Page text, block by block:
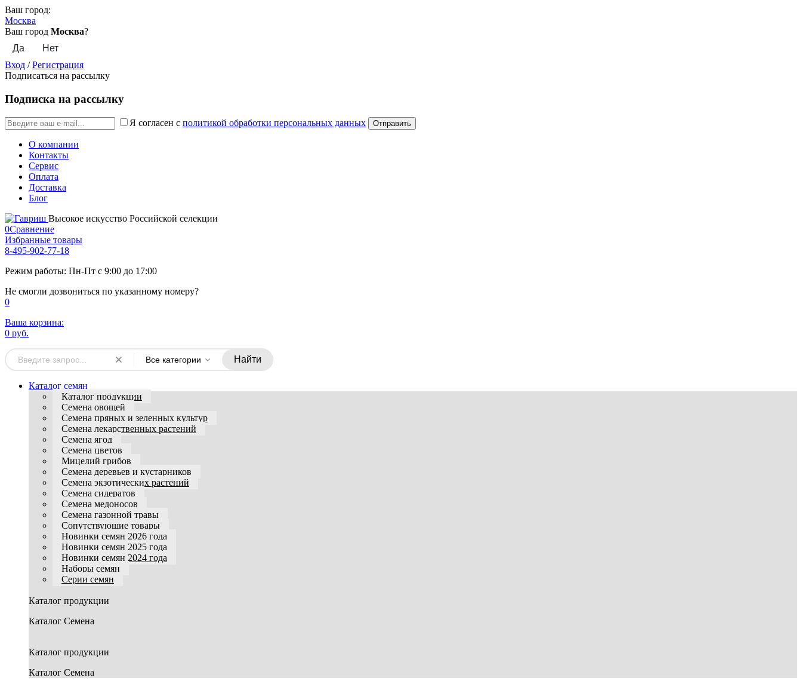
Ваш город:
Москва
Ваш город Москва?
Вход /Регистрация
Подписаться на рассылку
Подписка на рассылку
Я согласен с политикой обработки персональных данных
О компании
Контакты
Сервис
Оплата
Доставка
Блог
Высокое искусство Российской селекции
0Сравнение
Избранные товары
8-495-902-77-18
Режим работы: Пн-Пт с 9:00 до 17:00
Не смогли дозвониться по указанному номеру?
0
Ваша корзина:
0 руб.
Все категории Найти
Каталог семян
Каталог продукции
Семена овощей
Семена пряных и зеленных культур
Семена лекарственных растений
Семена ягод
Семена цветов
Мицелий грибов
Семена деревьев и кустарников
Семена экзотических растений
Семена сидератов
Семена медоносов
Семена газонной травы
Сопутствующие товары
Новинки семян 2026 года
Новинки семян 2025 года
Новинки семян 2024 года
Наборы семян
Серии семян
Каталог продукции
Каталог Семена
Каталог продукции
Каталог Семена